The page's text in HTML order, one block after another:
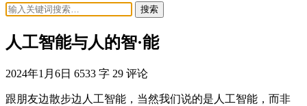
搜索
人工智能与人的智·能
2024年1月6日 6533 字 29 评论
跟朋友边散步边人工智能，当然我们说的是人工智能，而非